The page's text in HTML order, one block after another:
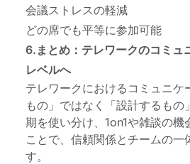
会議ストレスの軽減
どの席でも平等に参加可能
6.まとめ：テレワークのコミュ
レベルへ
テレワークにおけるコミュニケ
もの」ではなく「設計するもの
期を使い分け、1on1や雑談の機
ことで、信頼関係とチームの一
す。